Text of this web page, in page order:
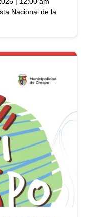
Nacional de la